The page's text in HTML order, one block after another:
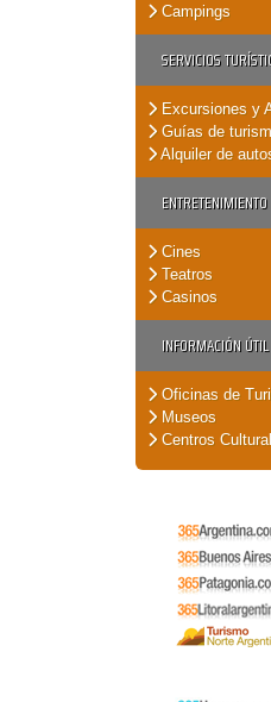
Campings
SERVICIOS
Excursiones y
Guías de
Alquiler de
ENTRETENIMIENTO
Cines
Teatros
Casinos
INFORMACIÓN ÚTIL
Oficinas de
Museos
Centros